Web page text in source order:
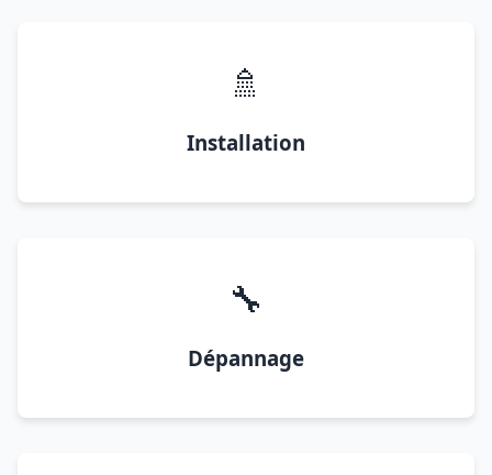
🚿
Installation
🔧
Dépannage